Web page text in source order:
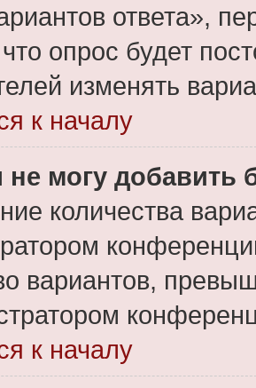
ответа»,
что опрос будет
изменять
к началу
не могу добавить
количества
вариантов,
к началу